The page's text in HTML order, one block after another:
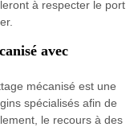
à respecter le port
avec
mécanisé est une
spécialisés afin de
le recours à des